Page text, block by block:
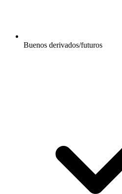
Buenos derivados/futuros